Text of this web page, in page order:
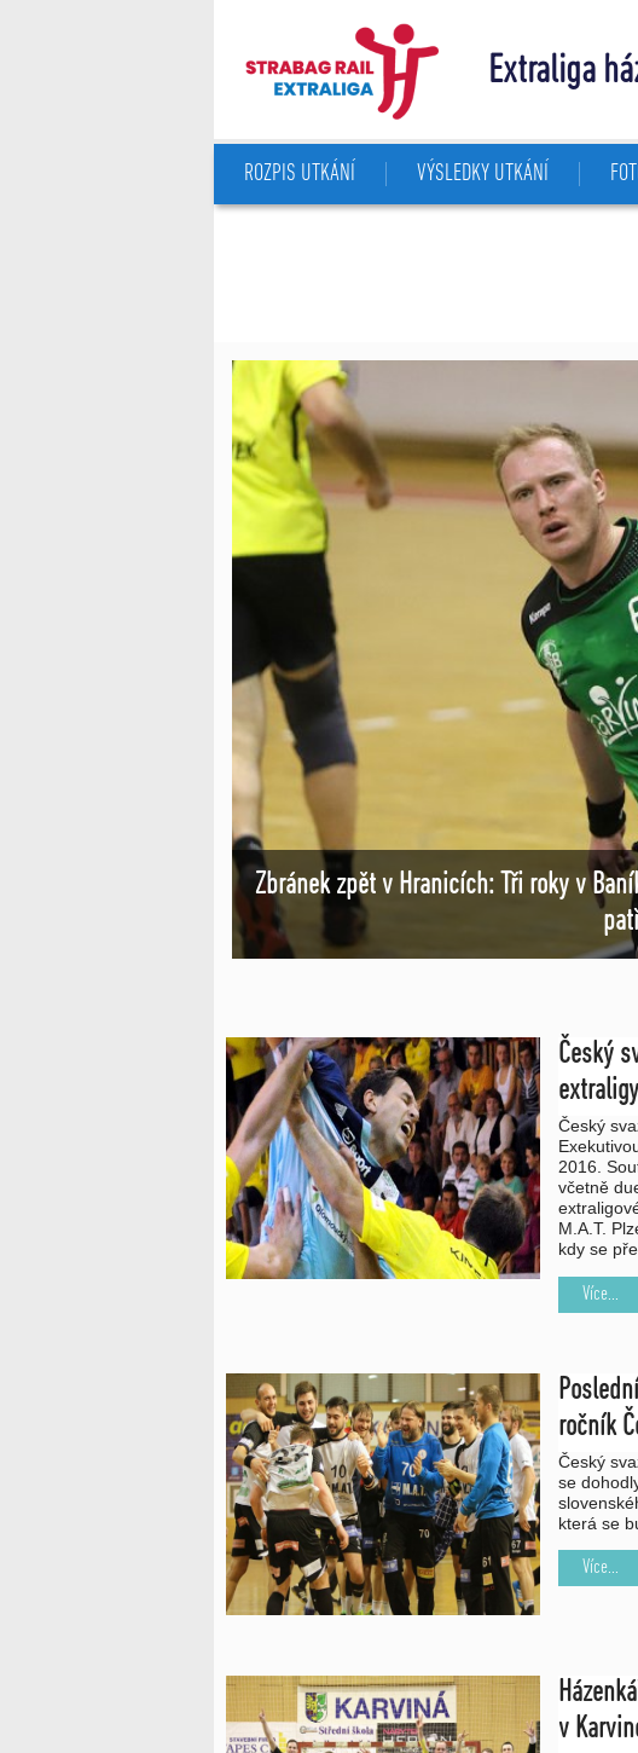
Extraliga
ROZPIS UTKÁNÍ VÝSLEDKY UTKÁNÍ
Zbránek zpět v Hranicích: Tři roky v
Český
Český
2016.
včetně
M.A.T.
kdy se
Více...
ročník
Český
se
která se
Více...
v